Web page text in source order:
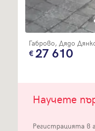
Габрово, Дядо
27 610
Научете
Регистрацията в
Вход с имейл